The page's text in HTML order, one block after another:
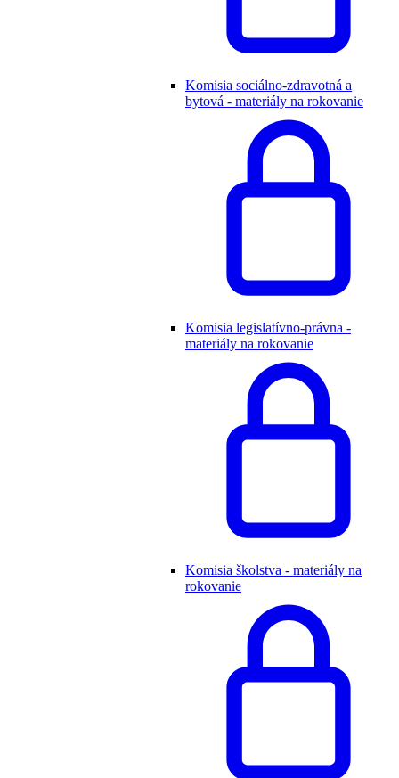
Komisia sociálno-zdravotná a
bytová - materiály na rokovanie
Komisia legislatívno-právna -
materiály na rokovanie
Komisia školstva - materiály na
rokovanie